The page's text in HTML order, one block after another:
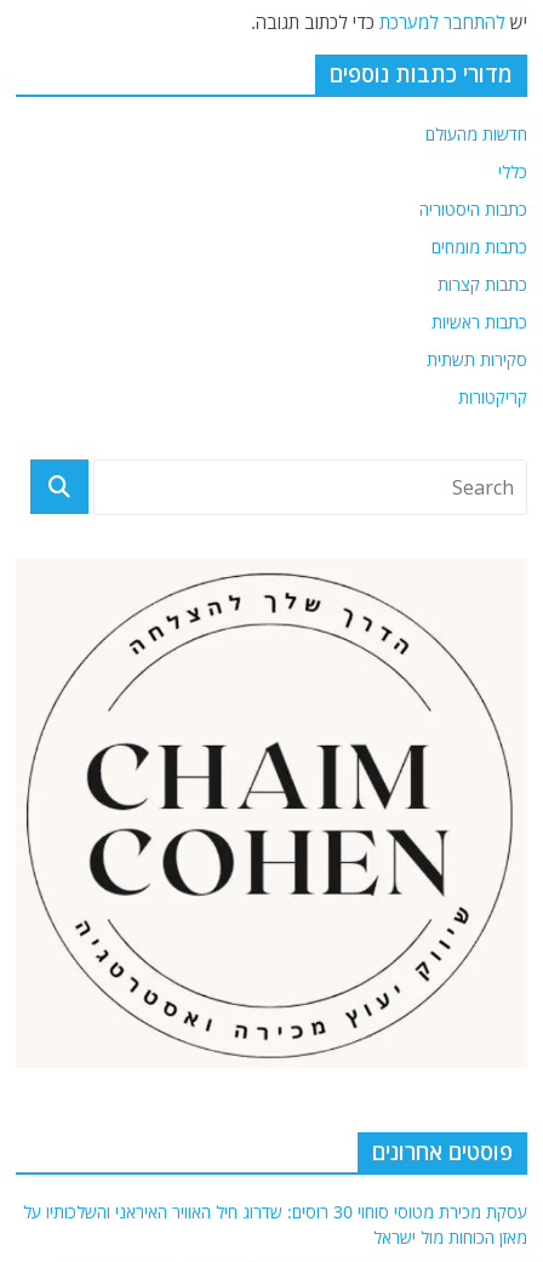
ישלהתחבר למערכת כדי לכתוב תגובה.
מדורי כתבות נוספים
חדשות מהעולם
כללי
כתבות היסטוריה
כתבות מומחים
כתבות קצרות
כתבות ראשיות
סקירות תשתית
קריקטורות
פוסטים אחרונים
עסקת מכירת מטוסי סוחוי 30 רוסים: שדרוג חיל האוויר האיראני והשלכותיו על
מאזן הכוחות מול ישראל